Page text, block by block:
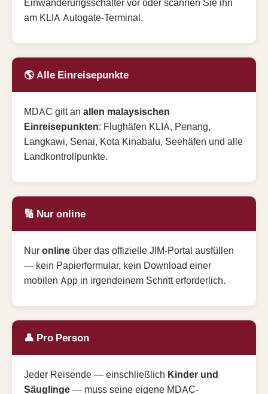
Einwanderungsschalter vor oder scannen Sie ihn
am KLIA Autogate-Terminal.
🌎 Alle Einreisepunkte
MDAC gilt an allen malaysischen
Einreisepunkten: Flughäfen KLIA, Penang,
Langkawi, Senai, Kota Kinabalu, Seehäfen und alle
Landkontrollpunkte.
🔢 Nur online
Nuronline über das offizielle JIM-Portal ausfüllen
— kein Papierformular, kein Download einer
mobilen App in irgendeinem Schritt erforderlich.
👤 Pro Person
Jeder Reisende — einschließlich Kinder und
Säuglinge— muss seine eigene MDAC-